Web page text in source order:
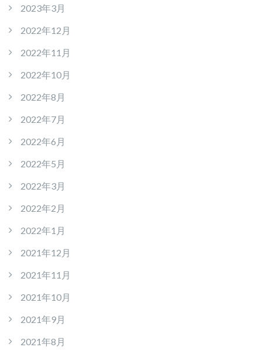
2023年3月
2022年12月
2022年11月
2022年10月
2022年8月
2022年7月
2022年6月
2022年5月
2022年3月
2022年2月
2022年1月
2021年12月
2021年11月
2021年10月
2021年9月
2021年8月